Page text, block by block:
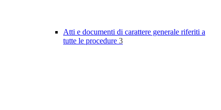
Atti e documenti di carattere generale riferiti a
tutte le procedure 3